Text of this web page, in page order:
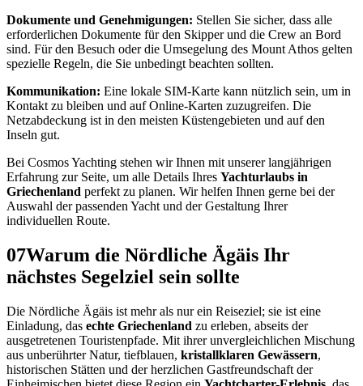
Dokumente und Genehmigungen: Stellen Sie sicher, dass alle
erforderlichen Dokumente für den Skipper und die Crew an Bord
sind. Für den Besuch oder die Umsegelung des Mount Athos gelten
spezielle Regeln, die Sie unbedingt beachten sollten.
Kommunikation: Eine lokale SIM-Karte kann nützlich sein, um in
Kontakt zu bleiben und auf Online-Karten zuzugreifen. Die
Netzabdeckung ist in den meisten Küstengebieten und auf den
Inseln gut.
Bei Cosmos Yachting stehen wir Ihnen mit unserer langjährigen
Erfahrung zur Seite, um alle Details Ihres Yachturlaubs in
Griechenland perfekt zu planen. Wir helfen Ihnen gerne bei der
Auswahl der passenden Yacht und der Gestaltung Ihrer
individuellen Route.
07Warum die Nördliche Ägäis Ihr
nächstes Segelziel sein sollte
Die Nördliche Ägäis ist mehr als nur ein Reiseziel; sie ist eine
Einladung, das echte Griechenland zu erleben, abseits der
ausgetretenen Touristenpfade. Mit ihrer unvergleichlichen Mischung
aus unberührter Natur, tiefblauen, kristallklaren Gewässern,
historischen Stätten und der herzlichen Gastfreundschaft der